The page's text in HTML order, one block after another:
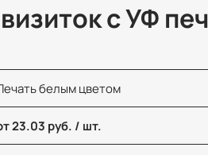
с УФ
белым цветом
23.03 руб. / шт.